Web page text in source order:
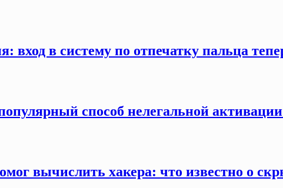
вход в систему по отпечатку пальца
способ нелегальной активации
вычислить хакера: что известно о